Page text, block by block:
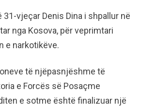
31-vjeçar Denis Dina i shpallur në
nga Kosova, për veprimtari
e narkotikëve.
të njëpasnjëshme të
e Forcës së Posaçme
e sotme është finalizuar një